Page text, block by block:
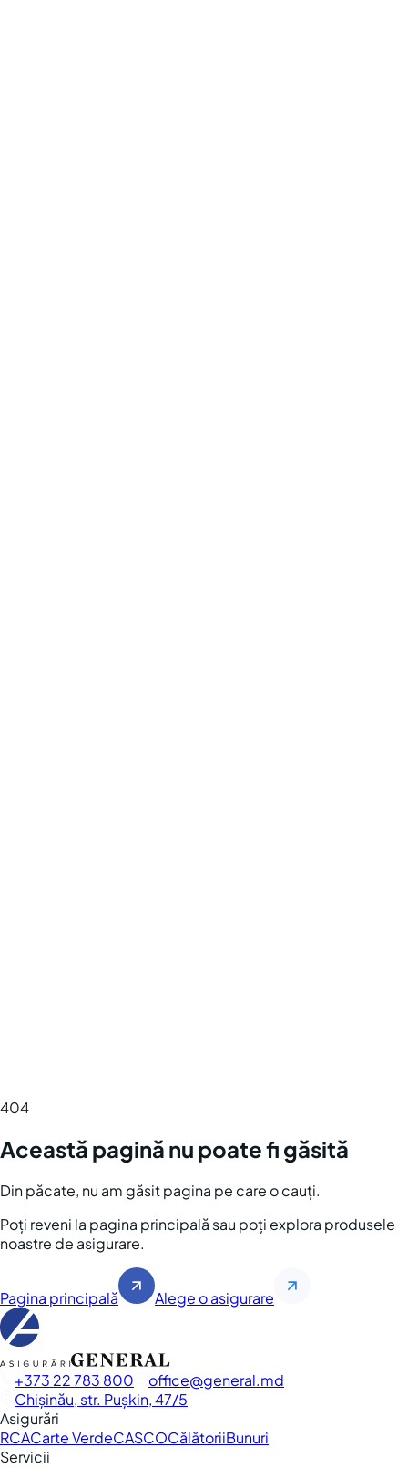
404
Această pagină nu poate fi găsită
Din păcate, nu am găsit pagina pe care o cauți.
Poți reveni la pagina principală sau poți explora produsele
noastre de asigurare.
Pagina principală Alege o asigurare
+373 22 783 800 office
general.md
Chișinău, str. Pușkin, 47/5
Asigurări
RCACarte VerdeCASCOCălătoriiBunuri
Servicii